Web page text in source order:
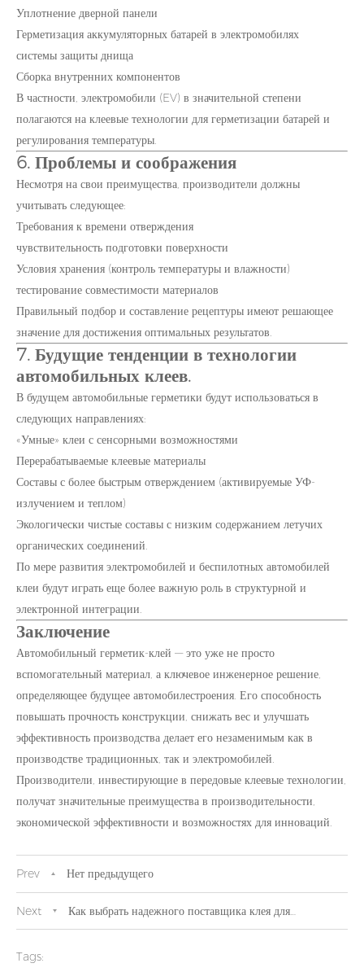
Уплотнение дверной панели
Герметизация аккумуляторных батарей в электромобилях
системы защиты днища
Сборка внутренних компонентов
В частности, электромобили (EV) в значительной степени
полагаются на клеевые технологии для герметизации батарей и
регулирования температуры.
6. Проблемы и соображения
Несмотря на свои преимущества, производители должны
учитывать следующее:
Требования к времени отверждения
чувствительность подготовки поверхности
Условия хранения (контроль температуры и влажности)
тестирование совместимости материалов
Правильный подбор и составление рецептуры имеют решающее
значение для достижения оптимальных результатов.
7. Будущие тенденции в технологии
автомобильных клеев.
В будущем автомобильные герметики будут использоваться в
следующих направлениях:
«Умные» клеи с сенсорными возможностями
Перерабатываемые клеевые материалы
Составы с более быстрым отверждением (активируемые УФ-
излучением и теплом)
Экологически чистые составы с низким содержанием летучих
органических соединений.
По мере развития электромобилей и беспилотных автомобилей
клеи будут играть еще более важную роль в структурной и
электронной интеграции.
Заключение
Автомобильный герметик-клей — это уже не просто
вспомогательный материал, а ключевое инженерное решение,
определяющее будущее автомобилестроения. Его способность
повышать прочность конструкции, снижать вес и улучшать
эффективность производства делает его незаменимым как в
производстве традиционных, так и электромобилей.
Производители, инвестирующие в передовые клеевые технологии,
получат значительные преимущества в производительности,
экономической эффективности и возможностях для инноваций.
Prev Нет предыдущего
Next Как выбрать надежного поставщика клея для
Tags: